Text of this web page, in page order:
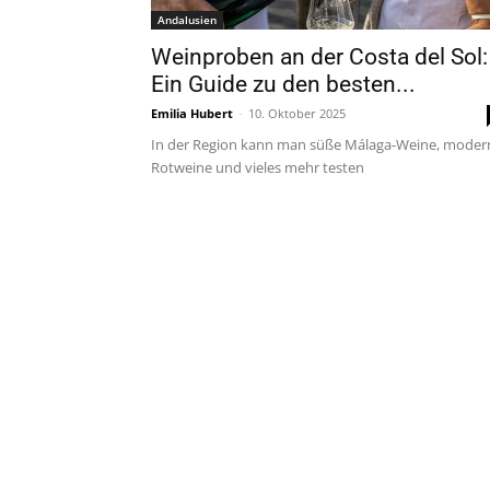
Andalusien
Weinproben an der Costa del Sol:
Ein Guide zu den besten...
Emilia Hubert - 10. Oktober 2025
In der Region kann man süße Málaga-Weine,
Rotweine und vieles mehr testen